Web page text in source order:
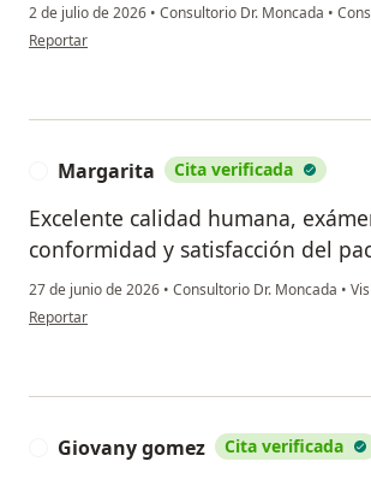
2 de julio de 2026 • Consultorio Dr. Moncada •
en opinión del usuario María Elena Ruiz Agudelo
Reportar
Margarita Cita verificada
Excelente calidad humana,
conformidad y satisfacción del
27 de junio de 2026 • Consultorio Dr. Moncada •
en opinión del usuario Margarita
Reportar
Giovany gomez Cita verificada